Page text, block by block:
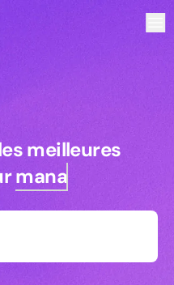
meilleures
meilleures
managers